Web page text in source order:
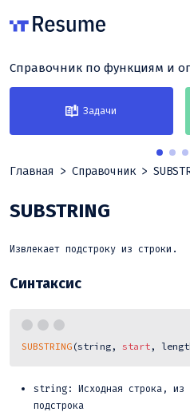
Справочник по функциям и
Задачи
Главная Справочник
SUBSTRING
Извлекает подстроку из строки.
Синтаксис
SUBSTRING (string, start ,
string: Исходная строка, из
подстрока